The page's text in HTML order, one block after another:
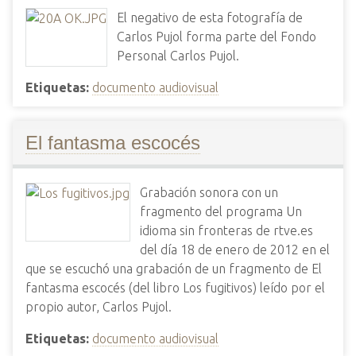
El negativo de esta fotografía de
Carlos Pujol forma parte del Fondo
Personal Carlos Pujol.
Etiquetas: documento audiovisual
El fantasma escocés
Grabación sonora con un
fragmento del programa Un
idioma sin fronteras de rtve.es
del día 18 de enero de 2012 en el
que se escuchó una grabación de un fragmento de El
fantasma escocés (del libro Los fugitivos) leído por el
propio autor, Carlos Pujol.
Etiquetas: documento audiovisual